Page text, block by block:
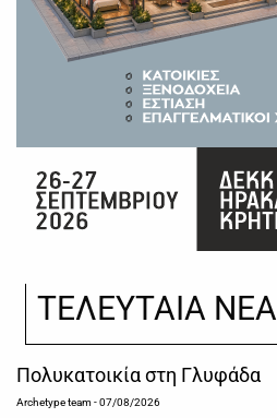
ΤΕΛΕΥΤΑΙΑ ΝΕΑ
Πολυκατοικία στη Γλυφάδα
Archetype team- 07/08/2026